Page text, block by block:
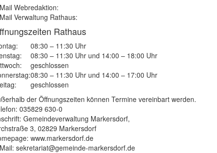
Webredaktion:
Verwaltung Rathaus:
Rathaus
08:30 – 11:30 Uhr
08:30 – 11:30 Uhr und 14:00 – 18:00 Uhr
geschlossen
08:30 – 11:30 Uhr und 14:00 – 17:00 Uhr
geschlossen
der Öffnungszeiten können Termine vereinbart werden.
035829 630-0
Gemeindeverwaltung Markersdorf,
3, 02829 Markersdorf
www.markersdorf.de
sekretariat@gemeinde-markersdorf.de